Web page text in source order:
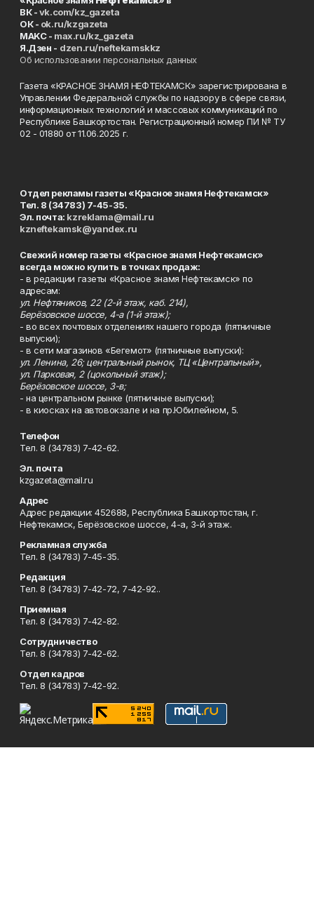
ВК -vk.com/kz_gazeta
ОК - ok.ru/kzgazeta
MAKC - max.ru/kz_gazeta
Я.Дзен - dzen.ru/neftekamskkz
Об использовании персональных данных
Газета «КРАСНОЕ ЗНАМЯ НЕФТЕКАМСК» зарегистрирована в
Управлении Федеральной службы по надзору в сфере связи,
информационных технологий и массовых коммуникаций по
Республике Башкортостан. Регистрационный номер ПИ № ТУ
02 - 01880 от 11.06.2025 г.
Отдел рекламы газеты «Красное знамя Нефтекамск»
Тел. 8 (34783) 7-45-35.
Эл. почта: kzreklama@mail.ru
kzneftekamsk@yandex.ru
Свежий номер газеты «Красное знамя Нефтекамск»
всегда можно купить в точках продаж:
- в редакции газеты «Красное знамя Нефтекамск» по
адресам:
ул. Нефтяников, 22 (2-й этаж, каб. 214),
Берёзовское шоссе, 4-а (1-й этаж);
- во всех почтовых отделениях нашего города (пятничные
выпуски);
- в сети магазинов «Бегемот» (пятничные выпуски):
ул. Ленина, 26; центральный рынок, ТЦ «Центральный»,
ул. Парковая, 2 (цокольный этаж);
Берёзовское шоссе, 3-в;
- на центральном рынке (пятничные выпуски);
- в киосках на автовокзале и на пр.Юбилейном, 5.
Телефон
Тел. 8 (34783) 7-42-62.
Эл. почта
kzgazeta@mail.ru
Адрес
Адрес редакции: 452688, Республика Башкортостан, г.
Нефтекамск, Берёзовское шоссе, 4-а, 3-й этаж.
Рекламная служба
Тел. 8 (34783) 7-45-35.
Редакция
Тел. 8 (34783) 7-42-72, 7-42-92..
Приемная
Тел. 8 (34783) 7-42-82.
Сотрудничество
Тел. 8 (34783) 7-42-62.
Отдел кадров
Тел. 8 (34783) 7-42-92.